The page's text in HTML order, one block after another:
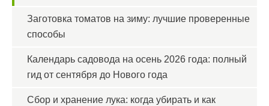
Заготовка томатов на зиму: лучшие проверенные
способы
Календарь садовода на осень 2026 года: полный
гид от сентября до Нового года
Сбор и хранение лука: когда убирать и как